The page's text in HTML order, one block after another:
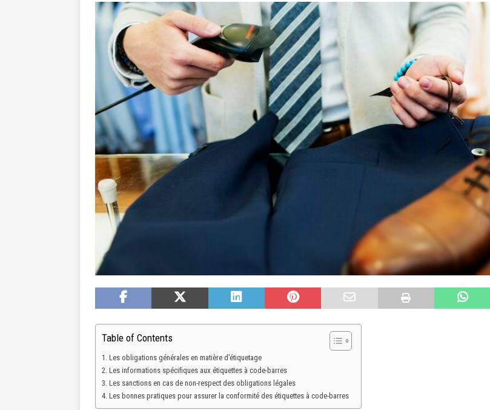
Table of Contents
Les obligations générales en matière d’étiquetage
Les informations spécifiques aux étiquettes à code-barres
Les sanctions en cas de non-respect des obligations légales
Les bonnes pratiques pour assurer la conformité des étiquettes à code-barres